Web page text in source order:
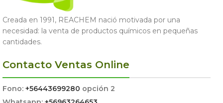
Creada en 1991, REACHEM nació motivada por una
necesidad: la venta de productos químicos en pequeñas
cantidades.
Contacto Ventas Online
Fono: +56443699280 opción 2